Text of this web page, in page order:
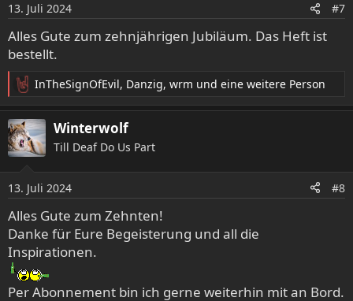
n
e
n
:
13. Juli 2024 #7
Alles Gute zum zehnjährigen Jubiläum. Das Heft ist
bestellt.
R
e
a
k
t
n
e
n
:
InTheSignOfEvil, Danzig, wrm und eine weitere Person
Winterwolf
Till Deaf Do Us Part
13. Juli 2024 #8
Alles Gute zum Zehnten!
Danke für Eure Begeisterung und all die
Inspirationen.
Per Abonnement bin ich gerne weiterhin mit an Bord.